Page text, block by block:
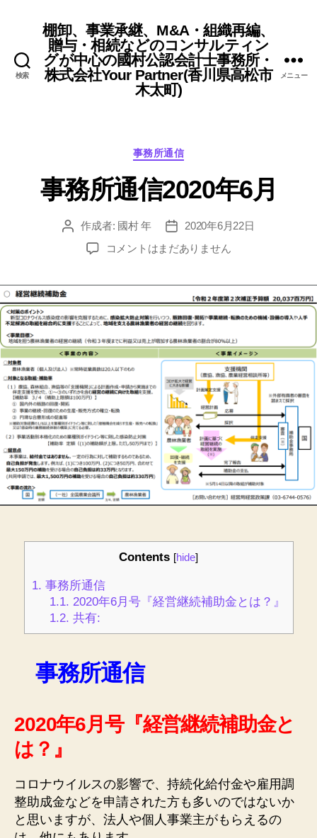
検索
棚卸、事業承継、M&A・組織再編、
贈与・相続などのコンサルティン
グが中心の國村公認会計士事務所・
株式会社Your Partner(香川県高松市
木太町)
メニュー
カ
ゴ
リ
事務所通信
事務所通信2020年6月
投
作成者: 國村 年
投
稿
日
2020年6月22日
事
信
2020
年
6
月
へ
コメントはまだありません
Contents [hide]
1. 事務所通信
1.1. 2020年6月号『経営継続補助金とは？』
1.2. 共有:
事務所通信
2020年6月号『経営継続補助金と
は？』
コロナウイルスの影響で、持続化給付金や雇用調
整助成金などを申請された方も多いのではないか
と思いますが、法人や個人事業主がもらえるの